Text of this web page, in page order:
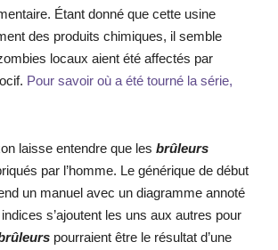
Étant donné que cette usine
des produits chimiques, il semble
locaux aient été affectés par
Pour savoir où a été tourné la série,
laisse entendre que les brûleurs
par l’homme. Le générique de début
un manuel avec un diagramme annoté
s’ajoutent les uns aux autres pour
pourraient être le résultat d’une